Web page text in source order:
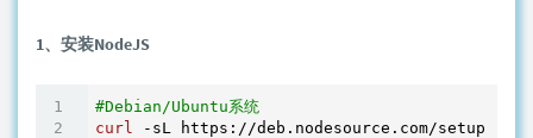
1、安装NodeJS
#Debian/Ubuntu系统
curl
-sL https://deb.nodesource.com/